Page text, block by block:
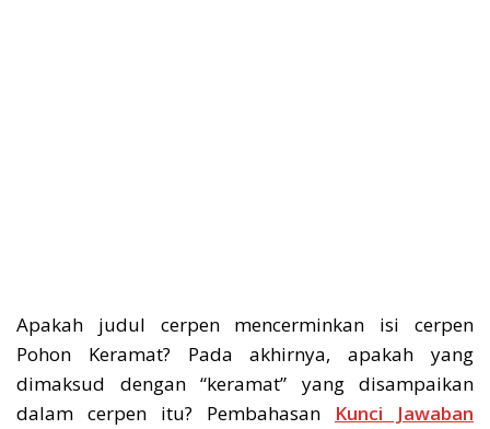
Apakah judul cerpen mencerminkan isi cerpen
Pohon Keramat? Pada akhirnya, apakah yang
dimaksud dengan “keramat” yang disampaikan
dalam cerpen itu? Pembahasan Kunci Jawaban